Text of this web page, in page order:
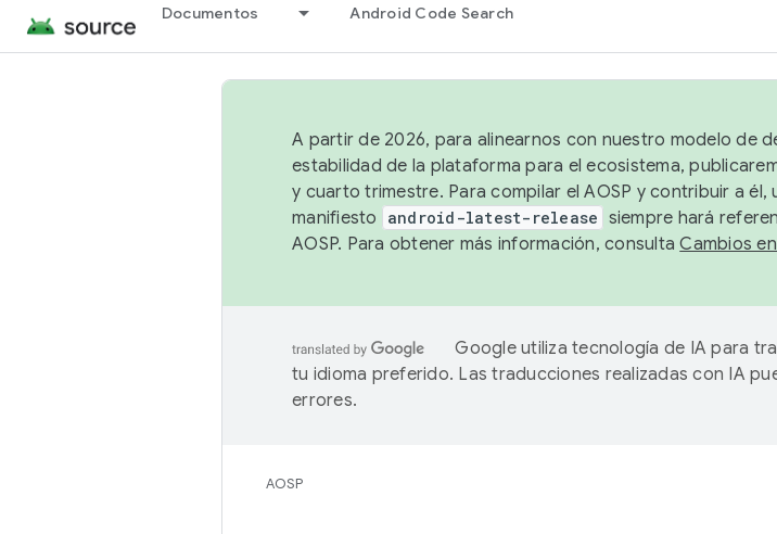
Documentos Android Code Search
A partir de 2026, para alinearnos con nuestro modelo de
estabilidad de la plataforma para el ecosistema,
y cuarto trimestre. Para compilar el AOSP y contribuir a él,
manifiesto
android-latest-release siempre hará
AOSP. Para obtener más información, consultaCambios
Google utiliza tecnología de IA para
tu idioma preferido. Las traducciones realizadas con IA
errores.
AOSP